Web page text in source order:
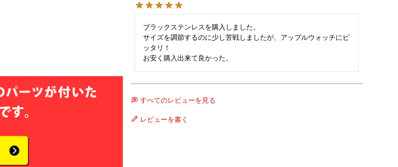
ブラックステンレスを購入しました。
サイズを調節するのに少し苦戦しましたが、アップルウォッチにピ
ッタリ！
お安く購入出来て良かった。
すべてのレビューを見る
レビューを書く